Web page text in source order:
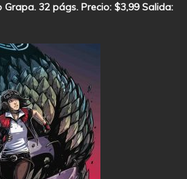
32 págs. Precio: $3,99 Salida: